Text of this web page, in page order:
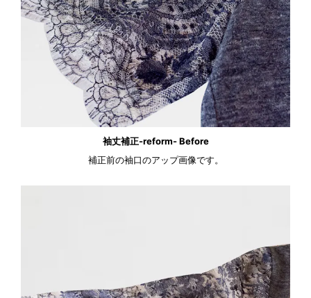
袖丈補正-reform- Before
補正前の袖口のアップ画像です。